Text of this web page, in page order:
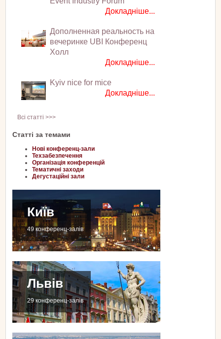
Докладніше...
Дополненная реальность на
вечеринке UBI Конференц
Холл
Докладніше...
Kyiv nice for mice
Докладніше...
Всі статті >>>
Статті за темами
Нові конференц-зали
Техзабезпечення
Організація конференцій
Тематичні заходи
Дегустаційні зали
Київ
49 конференц-залів
Львів
29 конференц-залів